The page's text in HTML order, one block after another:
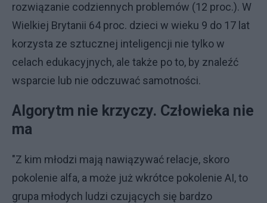
rozwiązanie codziennych problemów (12 proc.). W
Wielkiej Brytanii 64 proc. dzieci w wieku 9 do 17 lat
korzysta ze sztucznej inteligencji nie tylko w
celach edukacyjnych, ale także po to, by znaleźć
wsparcie lub nie odczuwać samotności.
Algorytm nie krzyczy. Człowieka nie
ma
"Z kim młodzi mają nawiązywać relacje, skoro
pokolenie alfa, a może już wkrótce pokolenie AI, to
grupa młodych ludzi czujących się bardzo